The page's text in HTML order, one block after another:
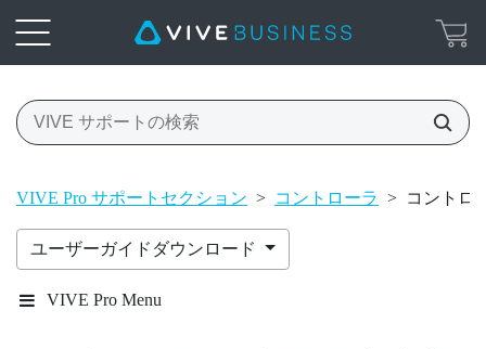
VIVE Pro サポートセクション > コントローラ > コントロ
ユーザーガイドダウンロード
VIVE Pro Menu